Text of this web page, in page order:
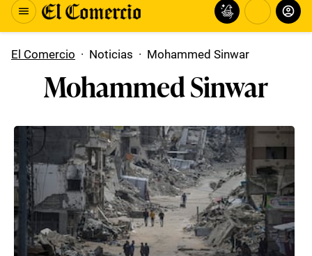
El Comercio · Noticias · Mohammed Sinwar
Mohammed Sinwar